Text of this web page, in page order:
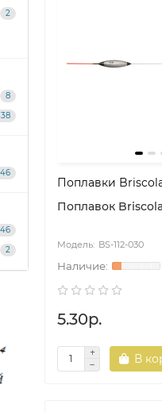
2
8
38
46
46
2
Поплавки
Поплавок Briscola
BS-112-030
5.30р.
В